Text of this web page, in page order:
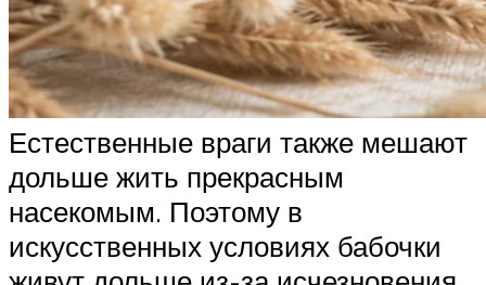
Естественные враги также мешают
дольше жить прекрасным
насекомым. Поэтому в
искусственных условиях бабочки